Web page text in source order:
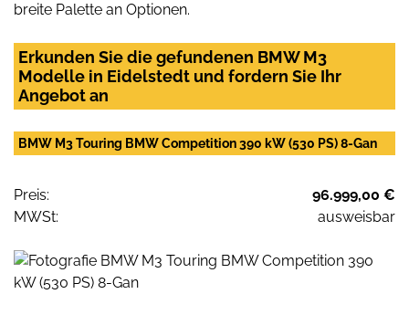
breite Palette an Optionen.
Erkunden Sie die gefundenen BMW M3
Modelle in Eidelstedt und fordern Sie Ihr
Angebot an
BMW M3 Touring BMW Competition 390 kW (530 PS) 8-Gan
Preis:
96.999,00 €
MWSt:
ausweisbar